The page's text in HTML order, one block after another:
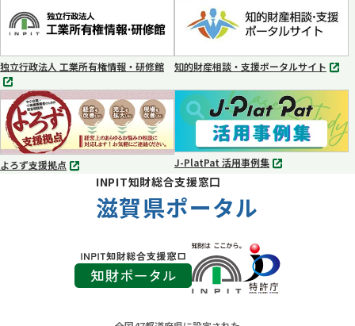
ブ
で
く
ブ
で
開
く
独立行政法人 工業所有権情報・研修館
別
タ
ブ
で
知的財産相談・支援ポータルサイト
別
タ
開
く
よろず支援拠点
別
J-PlatPat 活用事例集
別
INPIT知財総合支援窓口
滋賀県ポータル